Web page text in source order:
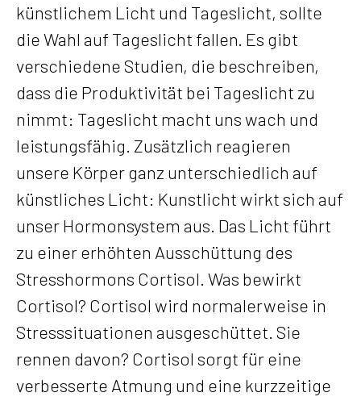
künstlichem Licht und Tageslicht, sollte
die Wahl auf Tageslicht fallen. Es gibt
verschiedene Studien, die beschreiben,
dass die Produktivität bei Tageslicht zu
nimmt: Tageslicht macht uns wach und
leistungsfähig. Zusätzlich reagieren
unsere Körper ganz unterschiedlich auf
künstliches Licht: Kunstlicht wirkt sich auf
unser Hormonsystem aus. Das Licht führt
zu einer erhöhten Ausschüttung des
Stresshormons Cortisol. Was bewirkt
Cortisol? Cortisol wird normalerweise in
Stresssituationen ausgeschüttet. Sie
rennen davon? Cortisol sorgt für eine
verbesserte Atmung und eine kurzzeitige